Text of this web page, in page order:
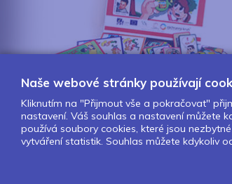
Naše webové stránky používají
Kliknutím na "Přijmout vše a pokračovat"
nastavení. Váš souhlas a nastavení můžete
používá soubory cookies, které jsou
vytváření statistik. Souhlas můžete kdykoliv